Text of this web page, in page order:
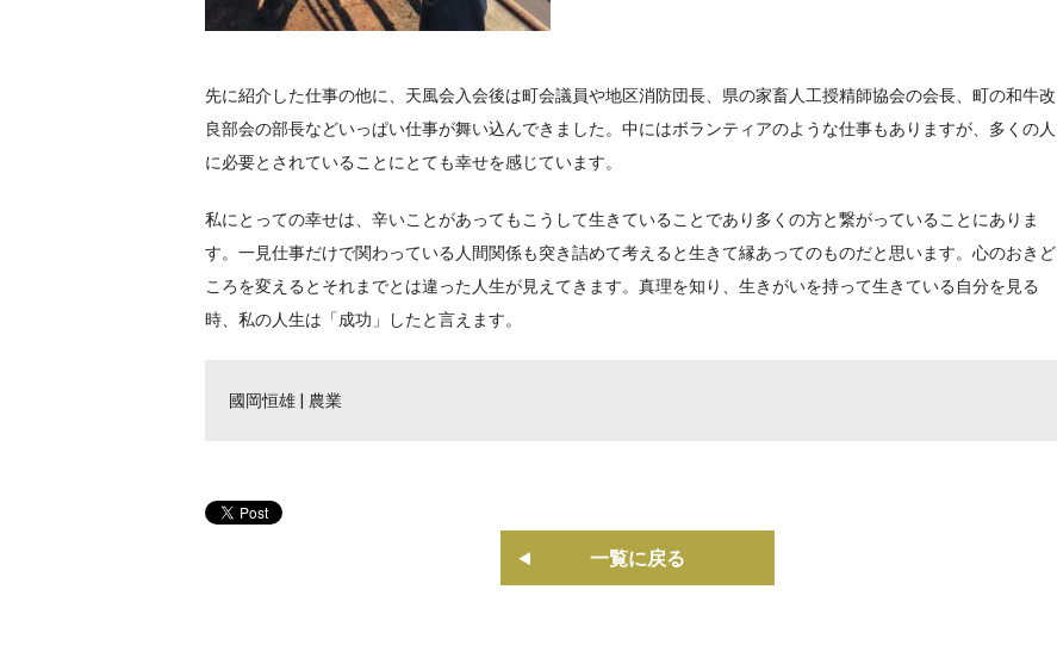
先に紹介した仕事の他に、天風会入会後は町会議員や地区消防団長、県の家畜人工授精師協会の会長、町の和牛改
良部会の部長などいっぱい仕事が舞い込んできました。中にはボランティアのような仕事もありますが、多くの人
に必要とされていることにとても幸せを感じています。
私にとっての幸せは、辛いことがあってもこうして生きていることであり多くの方と繋がっていることにありま
す。一見仕事だけで関わっている人間関係も突き詰めて考えると生きて縁あってのものだと思います。心のおきど
ころを変えるとそれまでとは違った人生が見えてきます。真理を知り、生きがいを持って生きている自分を見る
時、私の人生は「成功」したと言えます。
國岡恒雄 | 農業
一覧に戻る